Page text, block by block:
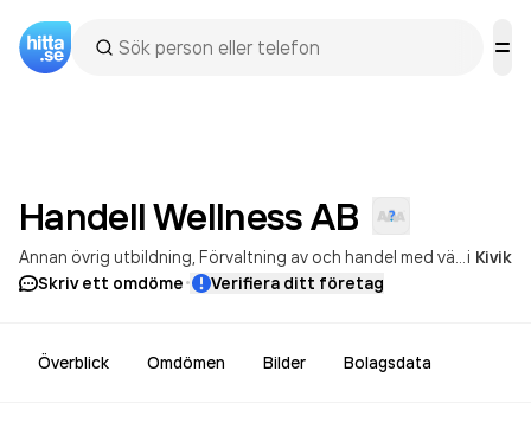
Handell WellnessAB
Annan övrig utbildning Förvaltning av och handel med värdepapper, för en begränsad och sluten krets av ägare i Kivik
Skriv ett omdöme· Verifiera ditt företag
Överblick Omdömen Bilder Bolagsdata